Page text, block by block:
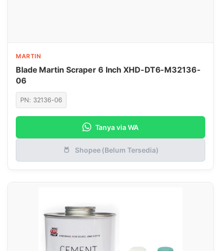
MARTIN
Blade Martin Scraper 6 Inch XHD-DT6-M32136-
06
PN: 32136-06
Tanya via WA
Shopee (Belum Tersedia)